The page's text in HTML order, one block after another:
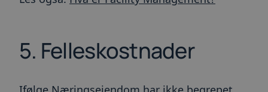
5. Felleskostnader